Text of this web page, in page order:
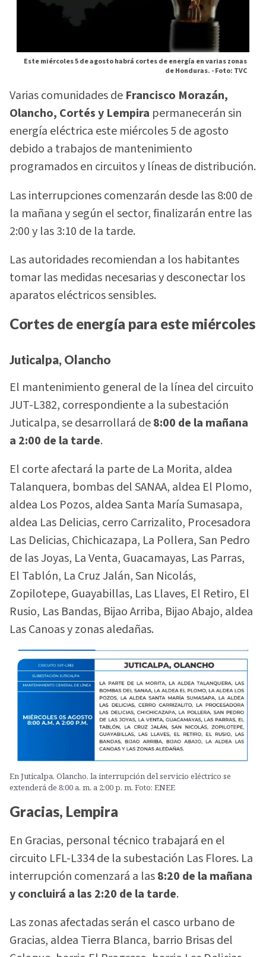
Este miércoles 5 de agosto habrá cortes de energía en varias zonas
de Honduras. -Foto: TVC
Varias comunidades de Francisco Morazán,
Olancho, Cortés y Lempira permanecerán sin
energía eléctrica este miércoles 5 de agosto
debido a trabajos de mantenimiento
programados en circuitos y líneas de distribución.
Las interrupciones comenzarán desde las 8:00 de
la mañana y según el sector, finalizarán entre las
2:00 y las 3:10 de la tarde.
Las autoridades recomiendan a los habitantes
tomar las medidas necesarias y desconectar los
aparatos eléctricos sensibles.
Cortes de energía para este miércoles
Juticalpa, Olancho
El mantenimiento general de la línea del circuito
JUT-L382, correspondiente a la subestación
Juticalpa, se desarrollará de8:00 de la mañana
a 2:00 de la tarde.
El corte afectará la parte de La Morita, aldea
Talanquera, bombas del SANAA, aldea El Plomo,
aldea Los Pozos, aldea Santa María Sumasapa,
aldea Las Delicias, cerro Carrizalito, Procesadora
Las Delicias, Chichicazapa, La Pollera, San Pedro
de las Joyas, La Venta, Guacamayas, Las Parras,
El Tablón, La Cruz Jalán, San Nicolás,
Zopilotepe, Guayabillas, Las Llaves, El Retiro, El
Rusio, Las Bandas, Bijao Arriba, Bijao Abajo, aldea
Las Canoas y zonas aledañas.
En Juticalpa, Olancho, la interrupción del servicio eléctrico se
extenderá de 8:00 a. m. a 2:00 p. m. Foto: ENEE
Gracias, Lempira
En Gracias, personal técnico trabajará en el
circuito LFL-L334 de la subestación Las Flores. La
interrupción comenzará a las8:20 de la mañana
y concluirá a las 2:20 de la tarde.
Las zonas afectadas serán el casco urbano de
Gracias, aldea Tierra Blanca, barrio Brisas del